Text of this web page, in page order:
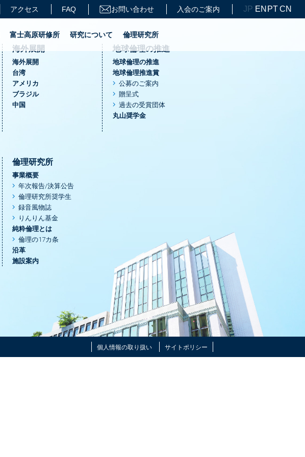
アクセス FAQ お問い合わせ 入会のご案内 JP EN PTCN
富士高原研修所 研究について 倫理研究所
海外展開
海外展開
台湾
アメリカ
ブラジル
中国
地球倫理の推進
地球倫理の推進
地球倫理推進賞
公募のご案内
贈呈式
過去の受賞団体
丸山奨学金
倫理研究所
事業概要
年次報告/決算公告
倫理研究所奨学生
録音風物誌
りんりん基金
純粋倫理とは
倫理の17カ条
沿革
施設案内
個人情報の取り扱い サイトポリシー